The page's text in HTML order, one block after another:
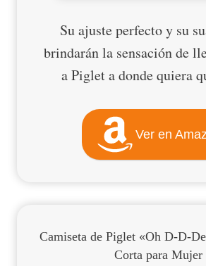
Su ajuste perfecto y su
brindarán la sensación de
a Piglet a donde quiera
Ver en
Camiseta de Piglet «Oh D-D-
Corta para Mujer